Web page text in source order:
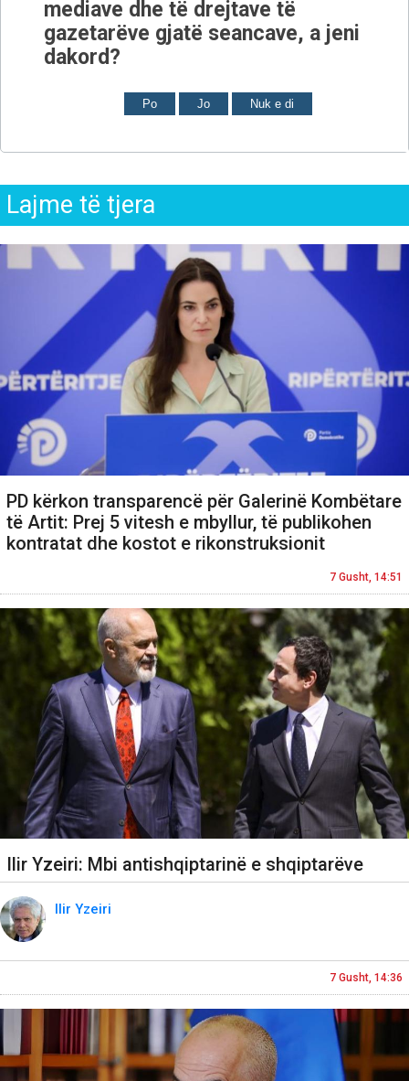
mediave dhe të drejtave të
gazetarëve gjatë seancave, a jeni
dakord?
Po Jo Nuk e di
Lajme të tjera
PD kërkon transparencë për Galerinë Kombëtare
të Artit: Prej 5 vitesh e mbyllur, të publikohen
kontratat dhe kostot e rikonstruksionit
7 Gusht, 14:51
Ilir Yzeiri: Mbi antishqiptarinë e shqiptarëve
Ilir Yzeiri
7 Gusht, 14:36